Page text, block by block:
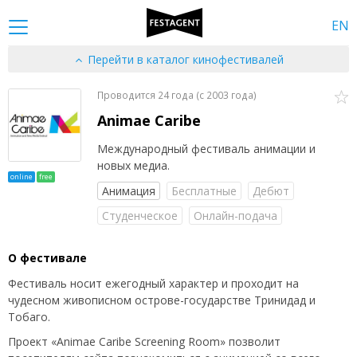
EN
Перейти в каталог кинофестивалей
online free
Проводится 24 года (c 2003 года)
Animae Caribe
Международный фестиваль анимации и
новых медиа.
Анимация
Бесплатные
Дебют
Студенческое
Онлайн-подача
О фестивале
Фестиваль носит ежегодный характер и проходит на
чудесном живописном острове-государстве Тринидад и
Тобаго.
Проект «Animae Caribe Screening Room» позволит